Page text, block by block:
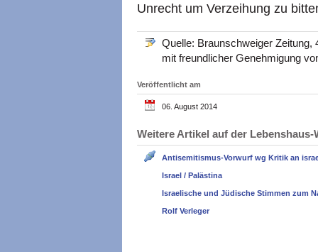
Unrecht um Verzeihung zu
Quelle: Braunschweiger Zeitung,
mit freundlicher Genehmigung
Veröffentlicht am
06. August 2014
Weitere Artikel auf der
Antisemitismus-Vorwurf wg Kritik an
Israel / Palästina
Israelische und Jüdische Stimmen zum
Rolf Verleger